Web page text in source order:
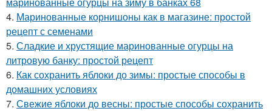
4. Маринованные корнишоны как в магазине: простой
рецепт с семенами
5. Сладкие и хрустящие маринованные огурцы на
литровую банку: простой рецепт
6. Как сохранить яблоки до зимы: простые способы в
домашних условиях
7. Свежие яблоки до весны: простые способы сохранить